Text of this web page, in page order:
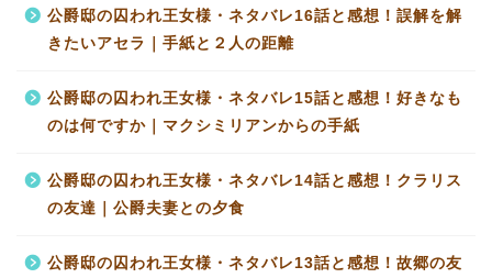
公爵邸の囚われ王女様・ネタバレ16話と感想！誤解を解
きたいアセラ｜手紙と２人の距離
公爵邸の囚われ王女様・ネタバレ15話と感想！好きなも
のは何ですか｜マクシミリアンからの手紙
公爵邸の囚われ王女様・ネタバレ14話と感想！クラリス
の友達｜公爵夫妻との夕食
公爵邸の囚われ王女様・ネタバレ13話と感想！故郷の友